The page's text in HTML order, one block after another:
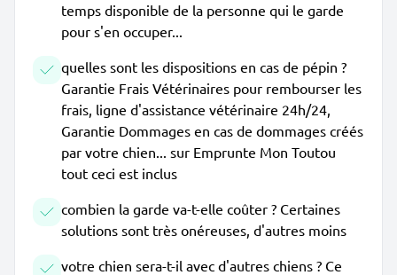
temps disponible de la personne qui le garde
pour s'en occuper...
quelles sont les dispositions en cas de pépin ?
Garantie Frais Vétérinaires pour rembourser les
frais, ligne d'assistance vétérinaire 24h/24,
Garantie Dommages en cas de dommages créés
par votre chien... sur Emprunte Mon Toutou
tout ceci est inclus
combien la garde va-t-elle coûter ? Certaines
solutions sont très onéreuses, d'autres moins
votre chien sera-t-il avec d'autres chiens ? Ce